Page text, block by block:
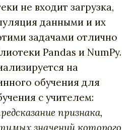
не входит загрузка,
данными и их
задачами отлично
Pandas и NumPy.
на
обучения для
с учителем:
признака,
значений которого